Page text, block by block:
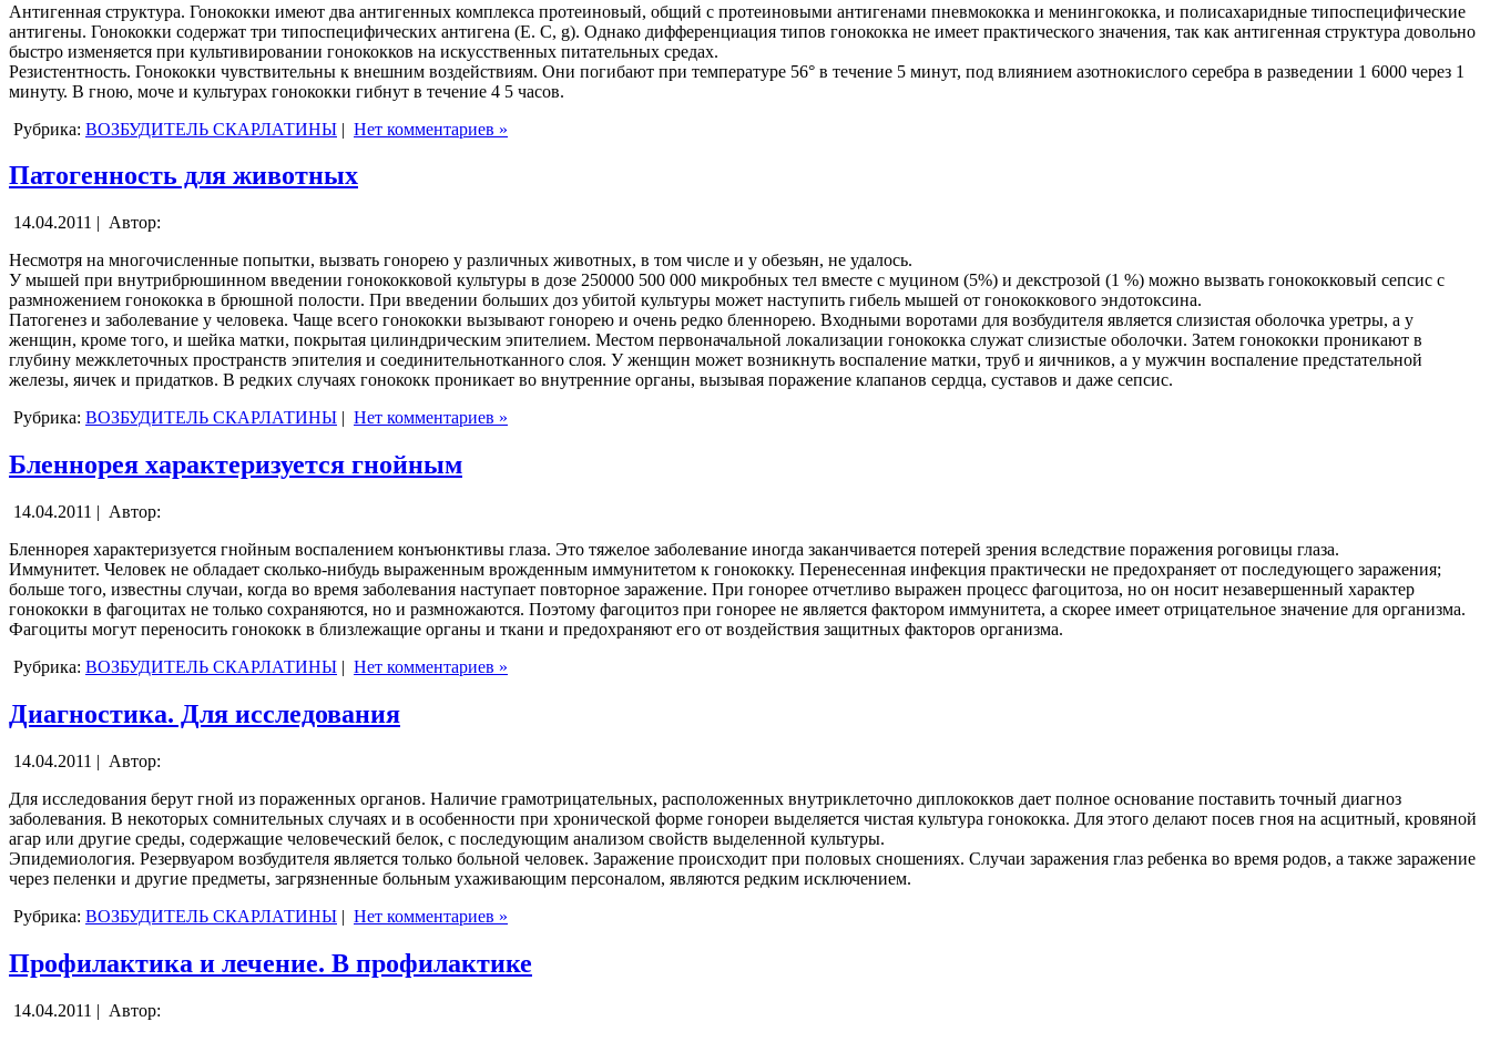
Антигенная структура. Гонококки имеют два антигенных комплекса протеиновый, общий с протеиновыми антигенами пневмококка и менингококка, и полисахаридные типоспецифические
антигены. Гонококки содержат три типоспецифических антигена (Е. С, g). Однако дифференциация типов гонококка не имеет практического значения, так как антигенная структура довольно
быстро изменяется при культивировании гонококков на искусственных питательных средах.
Резистентность. Гонококки чувствительны к внешним воздействиям. Они погибают при температуре 56° в течение 5 минут, под влиянием азотнокислого серебра в разведении 1 6000 через 1
минуту. В гною, моче и культурах гонококки гибнут в течение 4 5 часов.
Рубрика: ВОЗБУДИТЕЛЬ СКАРЛАТИНЫ | Нет комментариев »
Патогенность для животных
14.04.2011 | Автор:
Несмотря на многочисленные попытки, вызвать гонорею у различных животных, в том числе и у обезьян, не удалось.
У мышей при внутрибрюшинном введении гонококковой культуры в дозе 250000 500 000 микробных тел вместе с муцином (5%) и декстрозой (1 %) можно вызвать гонококковый сепсис с
размножением гонококка в брюшной полости. При введении больших доз убитой культуры может наступить гибель мышей от гонококкового эндотоксина.
Патогенез и заболевание у человека. Чаще всего гонококки вызывают гонорею и очень редко бленнорею. Входными воротами для возбудителя является слизистая оболочка уретры, а у
женщин, кроме того, и шейка матки, покрытая цилиндрическим эпителием. Местом первоначальной локализации гонококка служат слизистые оболочки. Затем гонококки проникают в
глубину межклеточных пространств эпителия и соединительнотканного слоя. У женщин может возникнуть воспаление матки, труб и яичников, а у мужчин воспаление предстательной
железы, яичек и придатков. В редких случаях гонококк проникает во внутренние органы, вызывая поражение клапанов сердца, суставов и даже сепсис.
Рубрика: ВОЗБУДИТЕЛЬ СКАРЛАТИНЫ | Нет комментариев »
Бленнорея характеризуется гнойным
14.04.2011 | Автор:
Бленнорея характеризуется гнойным воспалением конъюнктивы глаза. Это тяжелое заболевание иногда заканчивается потерей зрения вследствие поражения роговицы глаза.
Иммунитет. Человек не обладает сколько-нибудь выраженным врожденным иммунитетом к гонококку. Перенесенная инфекция практически не предохраняет от последующего заражения;
больше того, известны случаи, когда во время заболевания наступает повторное заражение. При гонорее отчетливо выражен процесс фагоцитоза, но он носит незавершенный характер
гонококки в фагоцитах не только сохраняются, но и размножаются. Поэтому фагоцитоз при гонорее не является фактором иммунитета, а скорее имеет отрицательное значение для организма.
Фагоциты могут переносить гонококк в близлежащие органы и ткани и предохраняют его от воздействия защитных факторов организма.
Рубрика: ВОЗБУДИТЕЛЬ СКАРЛАТИНЫ | Нет комментариев »
Диагностика. Для исследования
14.04.2011 | Автор:
Для исследования берут гной из пораженных органов. Наличие грамотрицательных, расположенных внутриклеточно диплококков дает полное основание поставить точный диагноз
заболевания. В некоторых сомнительных случаях и в особенности при хронической форме гонореи выделяется чистая культура гонококка. Для этого делают посев гноя на асцитный, кровяной
агар или другие среды, содержащие человеческий белок, с последующим анализом свойств выделенной культуры.
Эпидемиология. Резервуаром возбудителя является только больной человек. Заражение происходит при половых сношениях. Случаи заражения глаз ребенка во время родов, а также заражение
через пеленки и другие предметы, загрязненные больным ухаживающим персоналом, являются редким исключением.
Рубрика: ВОЗБУДИТЕЛЬ СКАРЛАТИНЫ | Нет комментариев »
Профилактика и лечение. В профилактике
14.04.2011 | Автор: